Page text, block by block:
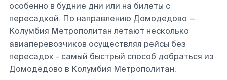
особенно в будние дни или на билеты с
пересадкой. По направлению Домодедово —
Колумбия Метрополитан летают несколько
авиаперевозчиков осуществляя рейсы без
пересадок - самый быстрый способ добраться из
Домодедово в Колумбия Метрополитан.